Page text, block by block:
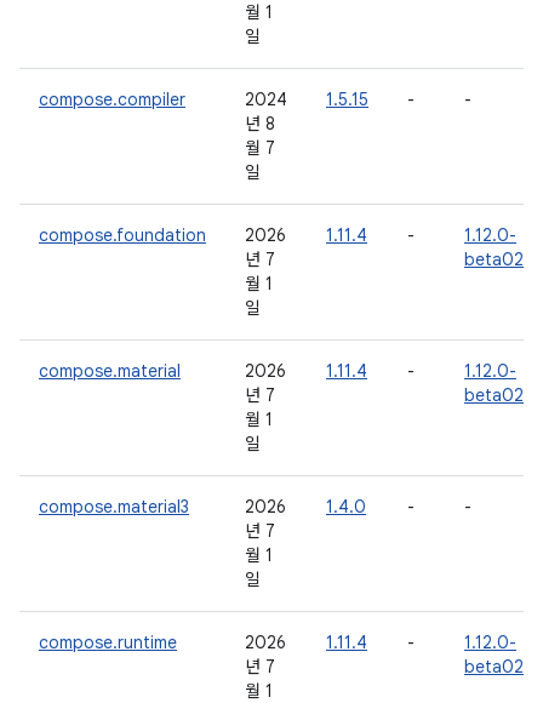
월 1
일
compose.compiler
2024
년 8
월 7
일
1.5.15 - -
compose.foundation
2026
년 7
월 1
일
1.11.4 -
1.12.0-
beta02
compose.material
2026
년 7
월 1
일
1.11.4 -
1.12.0-
beta02
compose.material3
2026
년 7
월 1
일
1.4.0 - -
compose.runtime
2026
년 7
월 1
1.11.4 -
1.12.0-
beta02